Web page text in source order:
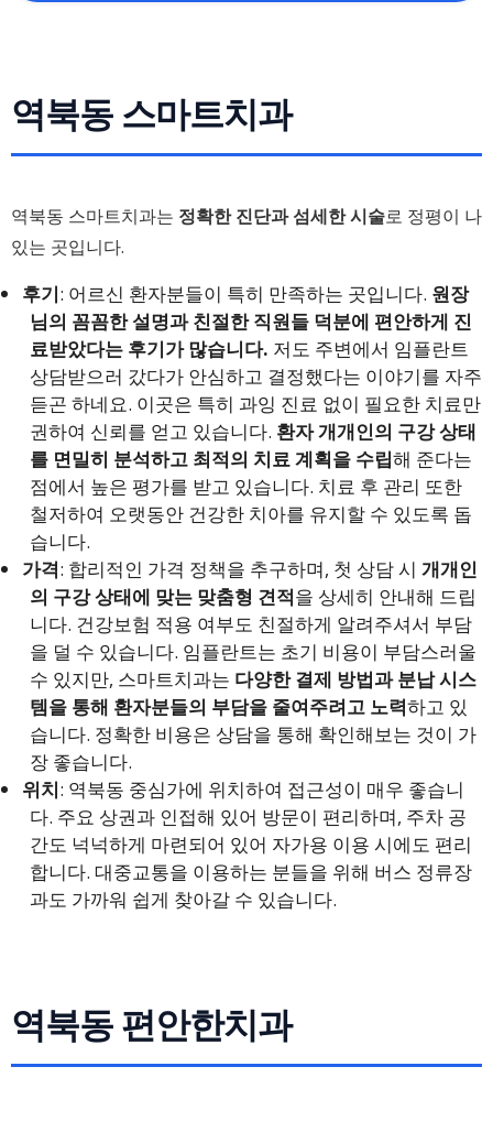
역북동 스마트치과
역북동 스마트치과는 정확한 진단과 섬세한 시술로 정평이 나
있는 곳입니다.
후기: 어르신 환자분들이 특히 만족하는 곳입니다. 원장
님의 꼼꼼한 설명과 친절한 직원들 덕분에 편안하게 진
료받았다는 후기가 많습니다. 저도 주변에서 임플란트
상담받으러 갔다가 안심하고 결정했다는 이야기를 자주
듣곤 하네요. 이곳은 특히 과잉 진료 없이 필요한 치료만
권하여 신뢰를 얻고 있습니다. 환자 개개인의 구강 상태
를 면밀히 분석하고 최적의 치료 계획을 수립해 준다는
점에서 높은 평가를 받고 있습니다. 치료 후 관리 또한
철저하여 오랫동안 건강한 치아를 유지할 수 있도록 돕
습니다.
가격: 합리적인 가격 정책을 추구하며, 첫 상담 시개개인
의 구강 상태에 맞는 맞춤형 견적을 상세히 안내해 드립
니다. 건강보험 적용 여부도 친절하게 알려주셔서 부담
을 덜 수 있습니다. 임플란트는 초기 비용이 부담스러울
수 있지만, 스마트치과는 다양한 결제 방법과 분납 시스
템을 통해 환자분들의 부담을 줄여주려고 노력하고 있
습니다. 정확한 비용은 상담을 통해 확인해보는 것이 가
장 좋습니다.
위치: 역북동 중심가에 위치하여 접근성이 매우 좋습니
다. 주요 상권과 인접해 있어 방문이 편리하며, 주차 공
간도 넉넉하게 마련되어 있어 자가용 이용 시에도 편리
합니다. 대중교통을 이용하는 분들을 위해 버스 정류장
과도 가까워 쉽게 찾아갈 수 있습니다.
역북동 편안한치과